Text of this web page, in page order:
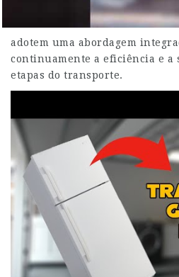
adotem uma abordagem
continuamente a eficiência e a
etapas do transporte.